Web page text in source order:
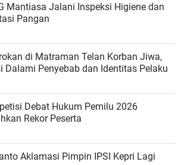
Mantiasa Jalani Inspeksi Higiene dan
Pangan
di Matraman Telan Korban Jiwa,
Dalami Penyebab dan Identitas Pelaku
Debat Hukum Pemilu 2026
Rekor Peserta
Aklamasi Pimpin IPSI Kepri Lagi